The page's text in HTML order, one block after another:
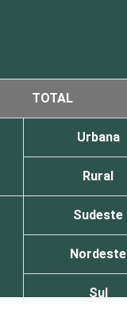
TOTAL
Urbana
Rural
Sudeste
Nordeste
Sul